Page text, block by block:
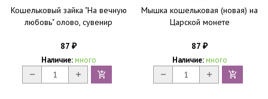
Кошельковый зайка "На вечную
любовь" олово, сувенир
87 ₽
Наличие: много
Мышка кошельковая (новая) на
Царской монете
87 ₽
Наличие: много